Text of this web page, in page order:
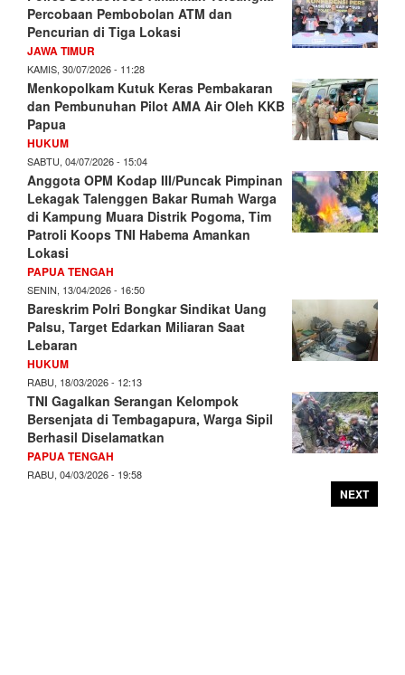
Percobaan Pembobolan ATM dan
Pencurian di Tiga Lokasi
JAWA TIMUR
KAMIS, 30/07/2026 - 11:28
Menkopolkam Kutuk Keras Pembakaran
dan Pembunuhan Pilot AMA Air Oleh KKB
Papua
HUKUM
SABTU, 04/07/2026 - 15:04
Anggota OPM Kodap III/Puncak Pimpinan
Lekagak Talenggen Bakar Rumah Warga
di Kampung Muara Distrik Pogoma, Tim
Patroli Koops TNI Habema Amankan
Lokasi
PAPUA TENGAH
SENIN, 13/04/2026 - 16:50
Bareskrim Polri Bongkar Sindikat Uang
Palsu, Target Edarkan Miliaran Saat
Lebaran
HUKUM
RABU, 18/03/2026 - 12:13
TNI Gagalkan Serangan Kelompok
Bersenjata di Tembagapura, Warga Sipil
Berhasil Diselamatkan
PAPUA TENGAH
RABU, 04/03/2026 - 19:58
NEXT